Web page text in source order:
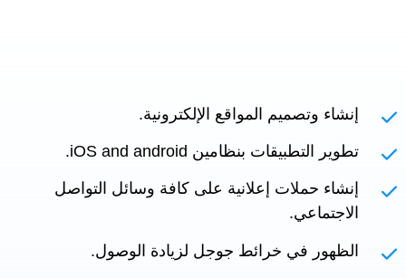
إنشاء وتصميم المواقع الإلكترونية.
تطوير التطبيقات بنظامين iOS and android.
إنشاء حملات إعلانية على كافة وسائل التواصل
الاجتماعي.
الظهور في خرائط جوجل لزيادة الوصول.